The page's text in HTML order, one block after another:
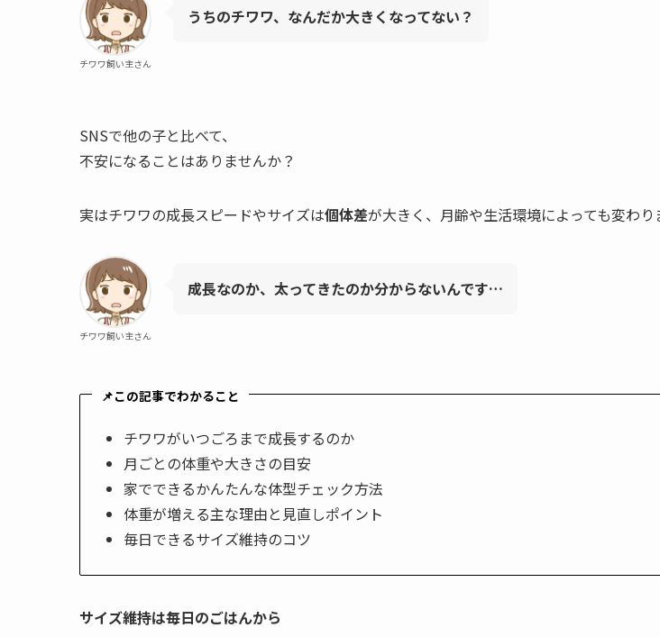
チワワ飼い主さん
うちのチワワ、なんだか大きくなってない？
SNSで他の子と比べて、
不安になることはありませんか？
実はチワワの成長スピードやサイズは個体差が大きく、月齢や生活環境によっても変わり
チワワ飼い主さん
成長なのか、太ってきたのか分からないんです…
📌この記事でわかること
チワワがいつごろまで成長するのか
月ごとの体重や大きさの目安
家でできるかんたんな体型チェック方法
体重が増える主な理由と見直しポイント
毎日できるサイズ維持のコツ
サイズ維持は毎日のごはんから